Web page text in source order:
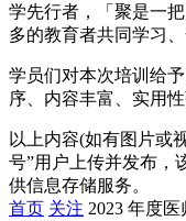
学先行者，「聚是一
多的教育者共同学习、
学员们对本次培训给
序、内容丰富、实用
以上内容(如有图片或
号”用户上传并发布，
供信息存储服务。
首页 关注 2023 年度